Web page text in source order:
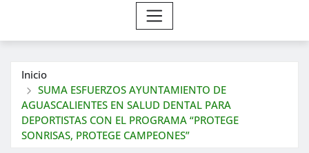
Inicio
SUMA ESFUERZOS AYUNTAMIENTO DE
AGUASCALIENTES EN SALUD DENTAL PARA
DEPORTISTAS CON EL PROGRAMA “PROTEGE
SONRISAS, PROTEGE CAMPEONES”